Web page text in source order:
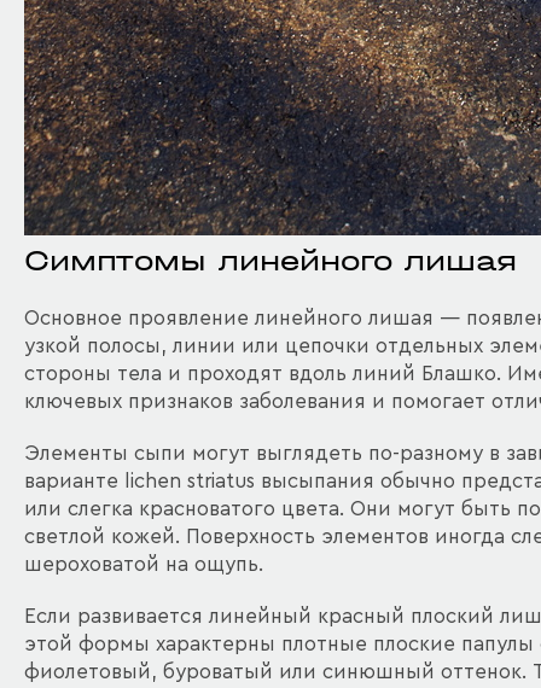
Симптомы линейного лишая
Основное проявление линейного лишая —
узкой полосы, линии или цепочки отдельных
стороны тела и проходят вдоль линий Блашко.
ключевых признаков заболевания и помогает
Элементы сыпи могут выглядеть по-разному в
варианте lichen striatus высыпания обычно
или слегка красноватого цвета. Они могут быть
светлой кожей. Поверхность элементов иногда
шероховатой на ощупь.
Если развивается линейный красный плоский
этой формы характерны плотные плоские
фиолетовый, буроватый или синюшный оттенок.